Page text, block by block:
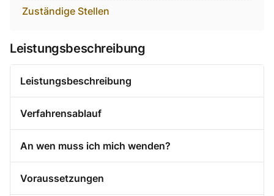
Zuständige Stellen
Leistungsbeschreibung
Leistungsbeschreibung
Verfahrensablauf
An wen muss ich mich wenden?
Voraussetzungen